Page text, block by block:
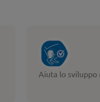
Aiuta lo sviluppo